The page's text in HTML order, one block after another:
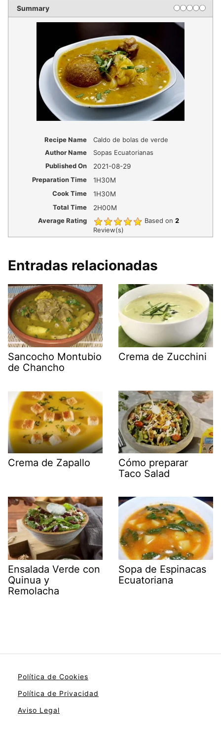
Summary
Recipe Name
Caldo de bolas de verde
Author Name
Sopas Ecuatorianas
Published On
2021-08-29
Preparation Time
1H30M
Cook Time
1H30M
Total Time
2H00M
Average Rating
Based on2
Review(s)
Entradas relacionadas
Sancocho Montubio
de Chancho
Crema de Zucchini
Crema de Zapallo
Cómo preparar
Taco Salad
Ensalada Verde con
Quinua y
Remolacha
Sopa de Espinacas
Ecuatoriana
Política de Cookies
Política de Privacidad
Aviso Legal